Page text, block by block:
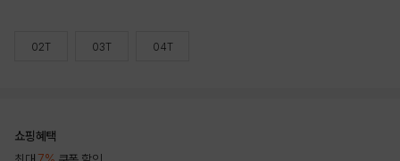
02T 03T 04T
쇼핑혜택